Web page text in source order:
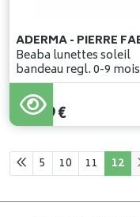
Beaba lunettes soleil
bandeau regl. 0-9 mois
bleu
34,99€
5 10 11 12